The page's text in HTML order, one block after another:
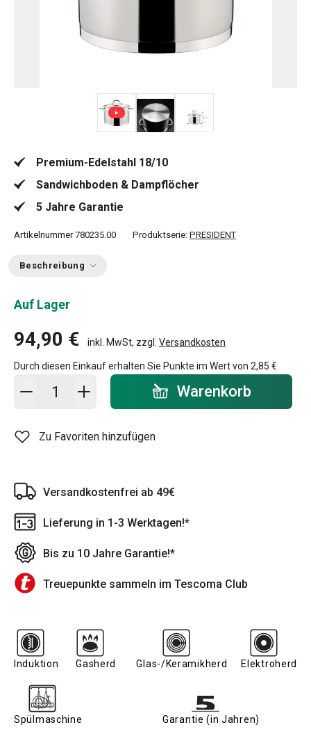
Premium-Edelstahl 18/10
Sandwichboden & Dampflöcher
5 Jahre Garantie
Artikelnummer 780235.00 Produktserie: PRESIDENT
Beschreibung
Auf Lager
94,90 € inkl. MwSt, zzgl. Versandkosten
Durch diesen Einkauf erhalten Sie Punkte im Wert von 2,85 €
In den Warenkorb - Menge Warenkorb
Zu Favoriten hinzufügen
Versandkostenfrei ab 49€
Lieferung in 1-3 Werktagen!*
Bis zu 10 Jahre Garantie!*
Treuepunkte sammeln im Tescoma Club
Induktion Gasherd Glas-/Keramikherd Elektroherd
Spülmaschine Garantie (in Jahren)